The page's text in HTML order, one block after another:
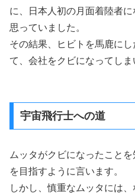
に、日本人初の月面着陸者
思っていました。
その結果、ヒビトを馬鹿に
て、会社をクビになってしま
宇宙飛行士への道
ムッタがクビになったこと
を目指すように言います。
しかし、慎重なムッタには